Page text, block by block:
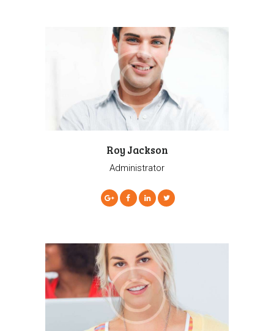
Roy Jackson
Administrator